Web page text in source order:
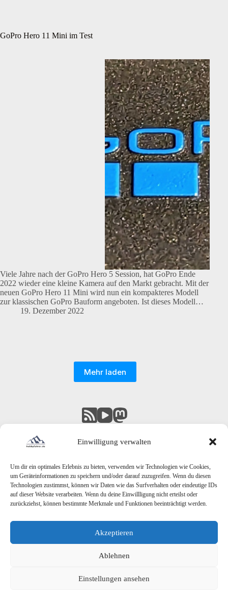
Einwilligung verwalten
Um dir ein optimales Erlebnis zu bieten, verwenden wir Technologien wie Cookies,
um Geräteinformationen zu speichern und/oder darauf zuzugreifen. Wenn du diesen
Technologien zustimmst, können wir Daten wie das Surfverhalten oder eindeutige IDs
auf dieser Website verarbeiten. Wenn du deine Einwillligung nicht erteilst oder
zurückziehst, können bestimmte Merkmale und Funktionen beeinträchtigt werden.
Akzeptieren
Ablehnen
Einstellungen ansehen
GoPro Hero 11 Mini im Test
Viele Jahre nach der GoPro Hero 5 Session, hat GoPro Ende
2022 wieder eine kleine Kamera auf den Markt gebracht. Mit der
neuen GoPro Hero 11 Mini wird nun ein kompakteres Modell
zur klassischen GoPro Bauform angeboten. Ist dieses Modell…
19. Dezember 2022
Mehr laden
Since 2001 - Relaunch 2018/2025
Impressum
Datenschutzerklärung